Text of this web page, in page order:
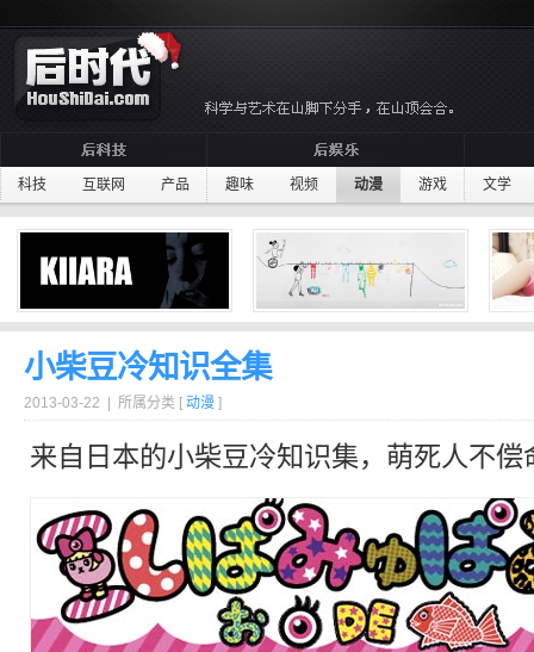
科技 互联网 产品 趣味 视频 动漫 游戏 文学
小柴豆冷知识全集
2013-03-22 | 所属分类 [ 动漫 ]
来自 日本的小柴豆冷知识集， 萌死人不偿